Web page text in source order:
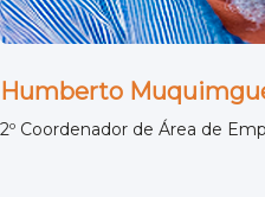
Humberto
2º Coordenador de Área de